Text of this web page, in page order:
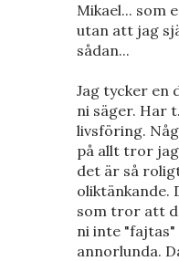
Mikael... som
utan att jag
sådan...
Jag tycker en
ni säger. Har
livsföring.
på allt tror
det är så
oliktänkande.
som tror att
ni inte
annorlunda.